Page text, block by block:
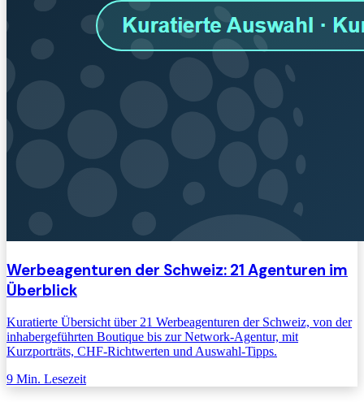
Werbeagenturen der Schweiz: 21 Agenturen im
Überblick
Kuratierte Übersicht über 21 Werbeagenturen der Schweiz, von der
inhabergeführten Boutique bis zur Network-Agentur, mit
Kurzporträts, CHF-Richtwerten und Auswahl-Tipps.
9 Min. Lesezeit